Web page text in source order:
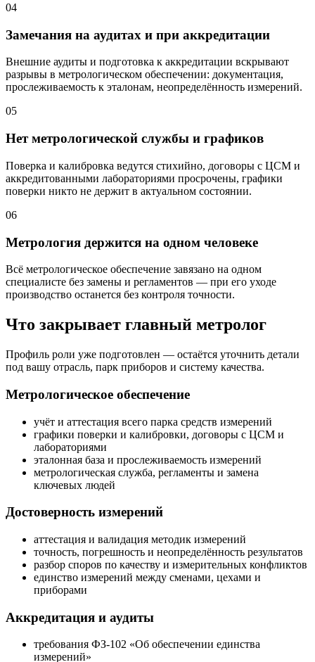
04
Замечания на аудитах и при аккредитации
Внешние аудиты и подготовка к аккредитации вскрывают
разрывы в метрологическом обеспечении: документация,
прослеживаемость к эталонам, неопределённость измерений.
05
Нет метрологической службы и графиков
Поверка и калибровка ведутся стихийно, договоры с ЦСМ и
аккредитованными лабораториями просрочены, графики
поверки никто не держит в актуальном состоянии.
06
Метрология держится на одном человеке
Всё метрологическое обеспечение завязано на одном
специалисте без замены и регламентов — при его уходе
производство останется без контроля точности.
Что закрывает главный метролог
Профиль роли уже подготовлен — остаётся уточнить детали
под вашу отрасль, парк приборов и систему качества.
Метрологическое обеспечение
учёт и аттестация всего парка средств измерений
графики поверки и калибровки, договоры с ЦСМ и
лабораториями
эталонная база и прослеживаемость измерений
метрологическая служба, регламенты и замена
ключевых людей
Достоверность измерений
аттестация и валидация методик измерений
точность, погрешность и неопределённость результатов
разбор споров по качеству и измерительных конфликтов
единство измерений между сменами, цехами и
приборами
Аккредитация и аудиты
требования ФЗ-102 «Об обеспечении единства
измерений»